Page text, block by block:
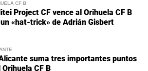
CF B
Project CF vence al Orihuela CF B
«hat-trick» de Adrián Gisbert
suma tres importantes puntos
CF B